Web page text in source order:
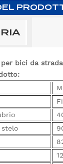
per bici da
stelo